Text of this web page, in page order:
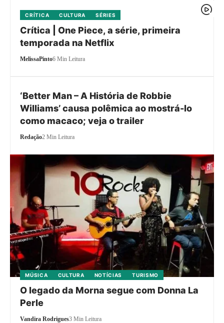
CRÍTICA CULTURA SÉRIES
Crítica | One Piece, a série, primeira
temporada na Netflix
MelissaPinto6 Min Leitura
‘Better Man – A História de Robbie
Williams’ causa polêmica ao mostrá-lo
como macaco; veja o trailer
Redação2 Min Leitura
MÚSICA CULTURA NOTÍCIAS TURISMO
O legado da Morna segue com Donna La
Perle
Vandira Rodrigues3 Min Leitura